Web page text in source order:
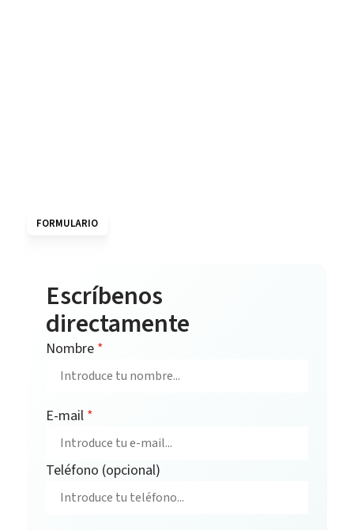
FORMULARIO
Escríbenos
directamente
Nombre *
E-mail *
Teléfono (opcional)